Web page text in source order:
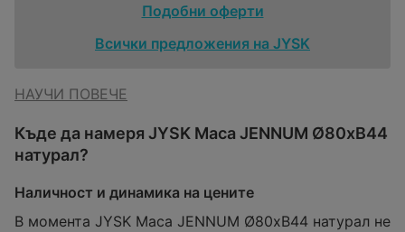
Подобни оферти
Всички предложения на JYSK
НАУЧИ ПОВЕЧЕ
Къде да намеря JYSK Маса JENNUM Ø80xВ44
натурал?
Наличност и динамика на цените
В момента JYSK Маса JENNUM Ø80xВ44 натурал не